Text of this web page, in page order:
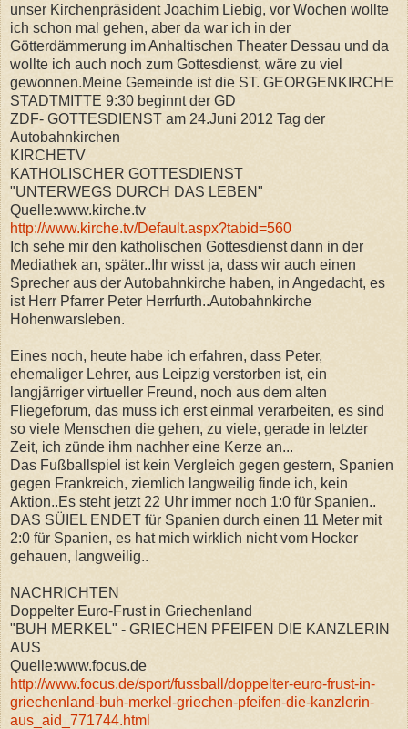
unser Kirchenpräsident Joachim Liebig, vor Wochen wollte
ich schon mal gehen, aber da war ich in der
Götterdämmerung im Anhaltischen Theater Dessau und da
wollte ich auch noch zum Gottesdienst, wäre zu viel
gewonnen.Meine Gemeinde ist die ST. GEORGENKIRCHE
STADTMITTE 9:30 beginnt der GD
ZDF- GOTTESDIENST am 24.Juni 2012 Tag der
Autobahnkirchen
KIRCHETV
KATHOLISCHER GOTTESDIENST
"UNTERWEGS DURCH DAS LEBEN"
Quelle:www.kirche.tv
http://www.kirche.tv/Default.aspx?tabid=560
Ich sehe mir den katholischen Gottesdienst dann in der
Mediathek an, später..Ihr wisst ja, dass wir auch einen
Sprecher aus der Autobahnkirche haben, in Angedacht, es
ist Herr Pfarrer Peter Herrfurth..Autobahnkirche
Hohenwarsleben.
Eines noch, heute habe ich erfahren, dass Peter,
ehemaliger Lehrer, aus Leipzig verstorben ist, ein
langjärriger virtueller Freund, noch aus dem alten
Fliegeforum, das muss ich erst einmal verarbeiten, es sind
so viele Menschen die gehen, zu viele, gerade in letzter
Zeit, ich zünde ihm nachher eine Kerze an...
Das Fußballspiel ist kein Vergleich gegen gestern, Spanien
gegen Frankreich, ziemlich langweilig finde ich, kein
Aktion..Es steht jetzt 22 Uhr immer noch 1:0 für Spanien..
DAS SÜIEL ENDET für Spanien durch einen 11 Meter mit
2:0 für Spanien, es hat mich wirklich nicht vom Hocker
gehauen, langweilig..
NACHRICHTEN
Doppelter Euro-Frust in Griechenland
"BUH MERKEL" - GRIECHEN PFEIFEN DIE KANZLERIN
AUS
Quelle:www.focus.de
http://www.focus.de/sport/fussball/doppelter-euro-frust-in-
griechenland-buh-merkel-griechen-pfeifen-die-kanzlerin-
aus_aid_771744.html